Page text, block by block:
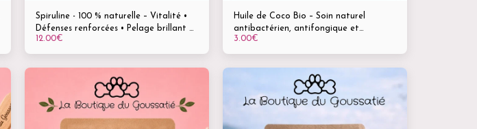
Spiruline - 100 % naturelle – Vitalité •
Défenses renforcées • Pelage brillant 🐾
Disponible en poudre 100 g & en gélules
12.00€
Huile de Coco Bio – Soin naturel
antibactérien, antifongique et
antiparasitaire – Pour chiens, chats,
rongeurs, oiseaux, tortues, chevaux,
3.00€